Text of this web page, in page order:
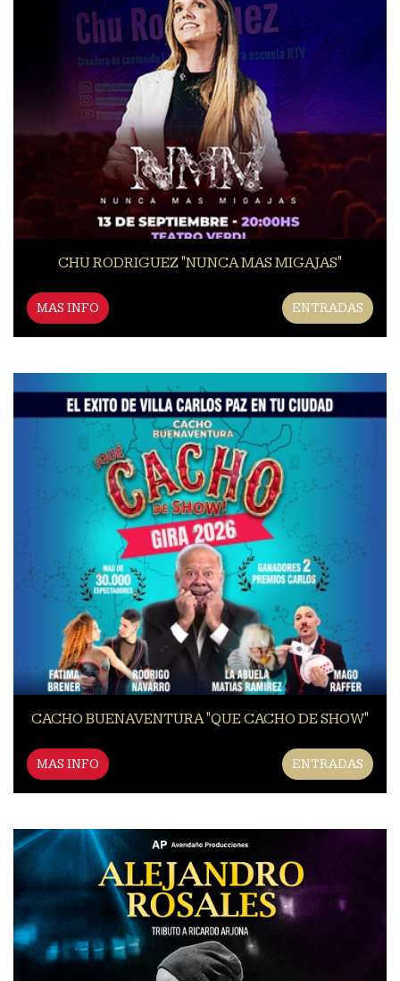
CHU RODRIGUEZ "NUNCA MAS MIGAJAS"
MAS INFO ENTRADAS
CACHO BUENAVENTURA "QUE CACHO DE SHOW"
MAS INFO ENTRADAS